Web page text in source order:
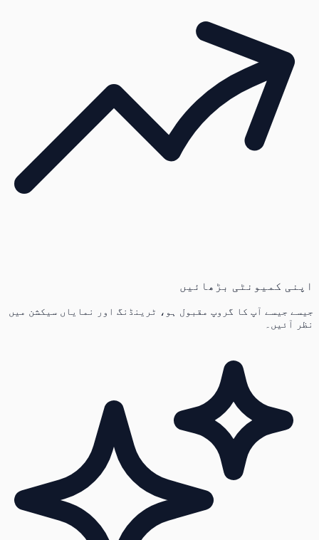
اپنی کمیونٹی بڑھائیں
جیسے جیسے آپ کا گروپ مقبول ہو، ٹرینڈنگ اور نمایاں سیکشن میں
نظر آئیں۔